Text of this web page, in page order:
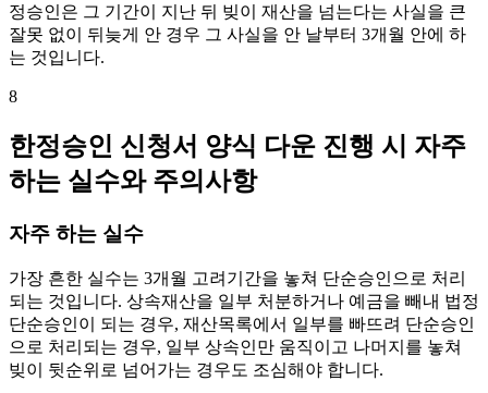
정승인은 그 기간이 지난 뒤 빚이 재산을 넘는다는 사실을 큰
잘못 없이 뒤늦게 안 경우 그 사실을 안 날부터 3개월 안에 하
는 것입니다.
8
한정승인 신청서 양식 다운 진행 시 자주
하는 실수와 주의사항
자주 하는 실수
가장 흔한 실수는 3개월 고려기간을 놓쳐 단순승인으로 처리
되는 것입니다. 상속재산을 일부 처분하거나 예금을 빼내 법정
단순승인이 되는 경우, 재산목록에서 일부를 빠뜨려 단순승인
으로 처리되는 경우, 일부 상속인만 움직이고 나머지를 놓쳐
빚이 뒷순위로 넘어가는 경우도 조심해야 합니다.